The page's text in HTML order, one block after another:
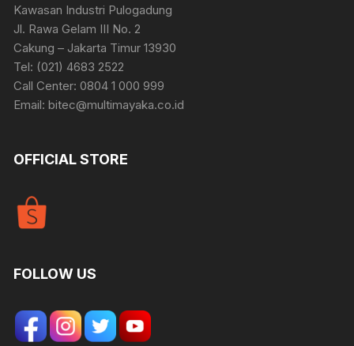
Kawasan Industri Pulogadung
Jl. Rawa Gelam III No. 2
Cakung – Jakarta Timur 13930
Tel: (021) 4683 2522
Call Center: 0804 1 000 999
Email: bitec@multimayaka.co.id
OFFICIAL STORE
FOLLOW US